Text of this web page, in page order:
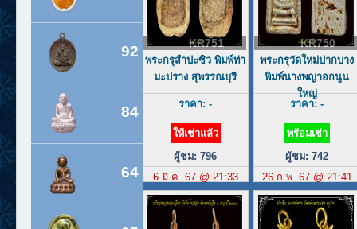
92
84
64
KR751
พระกรุสำปะซิว พิมพ์ท่า
มะปราง สุพรรณบุรี
ราคา: -
ให้เช่าแล้ว
ผู้ชม: 796
6 มี.ค. 67 @ 21:33
KR750
พระกรุวัดใหม่ปากบาง
พิมพ์นางพญาอกนูน
ใหญ่
ราคา: -
พร้อมเช่า
ผู้ชม: 742
26 ก.พ. 67 @ 21:41